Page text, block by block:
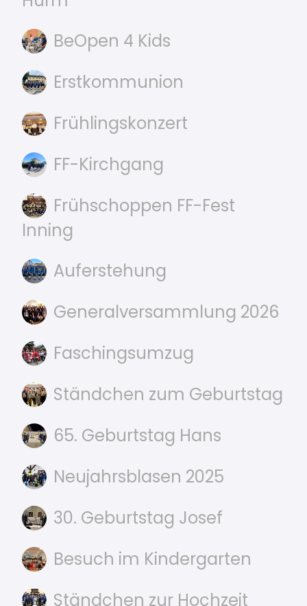
BeOpen 4 Kids
Erstkommunion
Frühlingskonzert
FF-Kirchgang
Frühschoppen FF-Fest
Inning
Auferstehung
Generalversammlung 2026
Faschingsumzug
Ständchen zum Geburtstag
65. Geburtstag Hans
Neujahrsblasen 2025
30. Geburtstag Josef
Besuch im Kindergarten
Ständchen zur Hochzeit